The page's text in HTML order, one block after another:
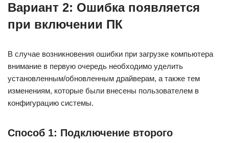
Вариант 2: Ошибка появляется
при включении ПК
В случае возникновения ошибки при загрузке компьютера
внимание в первую очередь необходимо уделить
установленным/обновленным драйверам, а также тем
изменениям, которые были внесены пользователем в
конфигурацию системы.
Способ 1: Подключение второго